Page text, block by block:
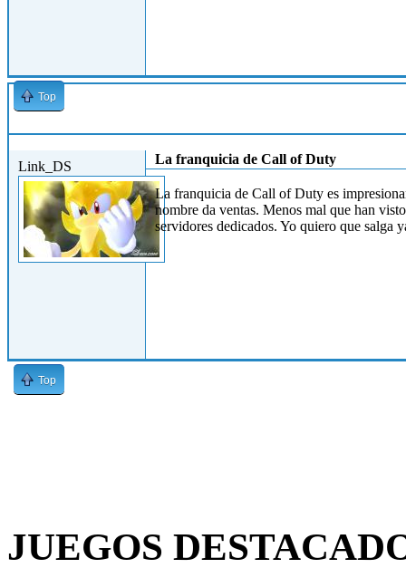
Top
Link_DS La franquicia de Call of Duty
La franquicia de Call of Duty es
nombre da ventas. Menos mal que han
servidores dedicados. Yo quiero que salga
Top
JUEGOS